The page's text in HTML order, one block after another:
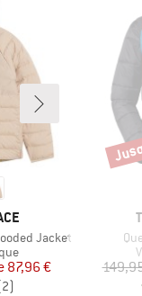
Jacket
87,96 €
2)